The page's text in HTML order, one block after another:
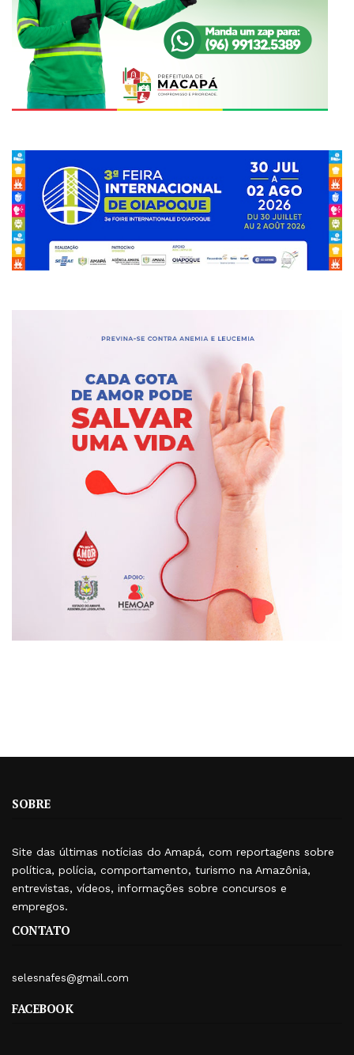
SOBRE
Site das últimas notícias do Amapá, com reportagens sobre
política, polícia, comportamento, turismo na Amazônia,
entrevistas, vídeos, informações sobre concursos e
empregos.
CONTATO
selesnafes@gmail.com
FACEBOOK